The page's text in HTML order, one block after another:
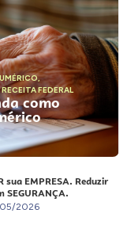
,
RECEITA FEDERAL
como
sua EMPRESA. Reduzir
SEGURANÇA.
2026